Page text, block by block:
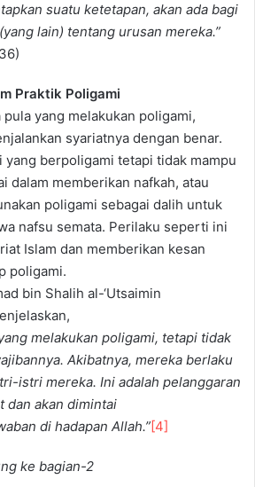
suatu ketetapan, akan ada bagi
lain) tentang urusan mereka.”
Praktik Poligami
pula yang melakukan poligami,
syariatnya dengan benar.
yang berpoligami tetapi tidak mampu
dalam memberikan nafkah, atau
poligami sebagai dalih untuk
nafsu semata. Perilaku seperti ini
Islam dan memberikan kesan
poligami.
bin Shalih al-‘Utsaimin
melakukan poligami, tetapi tidak
Akibatnya, mereka berlaku
istri mereka. Ini adalah pelanggaran
dan akan dimintai
di hadapan Allah.”[4]
ke bagian-2